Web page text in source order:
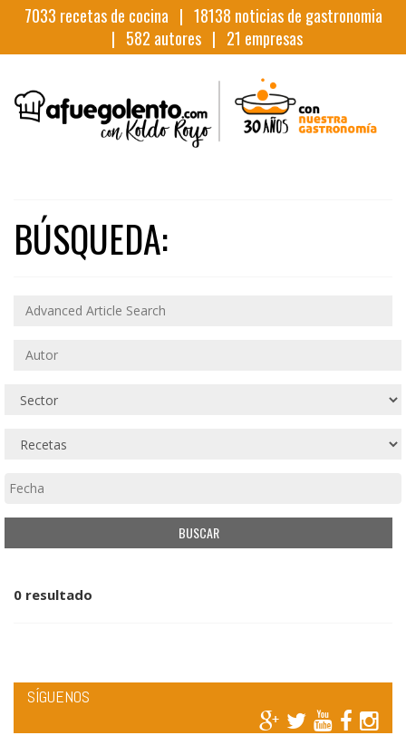
7033 recetas de cocina | 18138 noticias de gastronomia
| 582 autores | 21 empresas
BÚSQUEDA:
0 resultado
SÍGUENOS